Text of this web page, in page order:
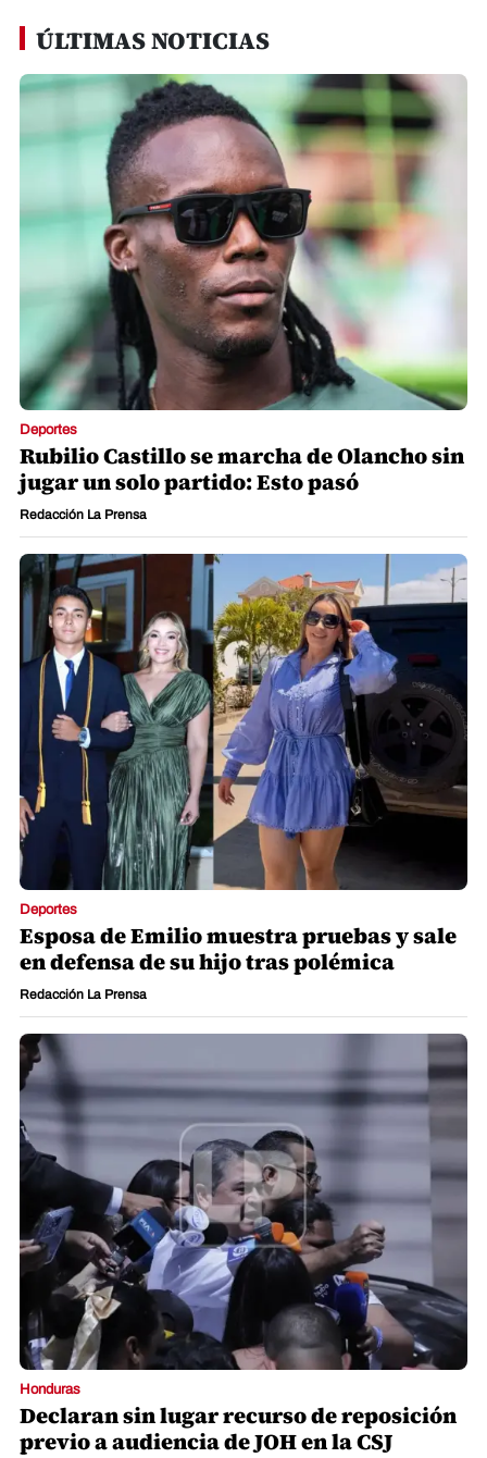
ÚLTIMAS NOTICIAS
Deportes
Rubilio Castillo se marcha de Olancho sin
jugar un solo partido: Esto pasó
Redacción La Prensa
Deportes
Esposa de Emilio muestra pruebas y sale
en defensa de su hijo tras polémica
Redacción La Prensa
Honduras
Declaran sin lugar recurso de reposición
previo a audiencia de JOH en la CSJ